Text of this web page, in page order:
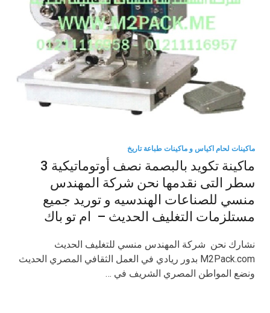
ماكينات لحام اكياس و ماكينات طباعة تاريخ
ماكينة تكويد بالبصمة نصف أوتوماتيكية 3
سطر التى نقدمها نحن شركة المهندس
منسي للصناعات الهندسيه و توريد جميع
مستلزمات التغليف الحديث – ام تو باك
نشارك نحن شركة المهندس منسي للتغليف الحديث
M2Pack.com بدور ريادي في العمل الثقافي المصري الحديث
ونضع المواطن المصري الشريف في …